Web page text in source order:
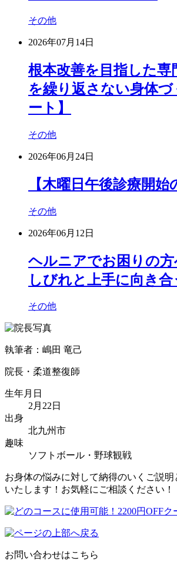
その他
2026年07月14日
根本改善を目指した専
を繰り返さない身体
ート】
その他
2026年06月24日
【木曜日午後診療開始
その他
2026年06月12日
ヘルニアでお困りの
しびれと上手に向き合
その他
執筆者：嶋田 竜己
院長・柔道整復師
生年月日
2月22日
出身
北九州市
趣味
ソフトボール・野球観戦
お身体の悩みに対して納得のいくご説
いたします！お気軽にご相談ください！
お問い合わせはこちら